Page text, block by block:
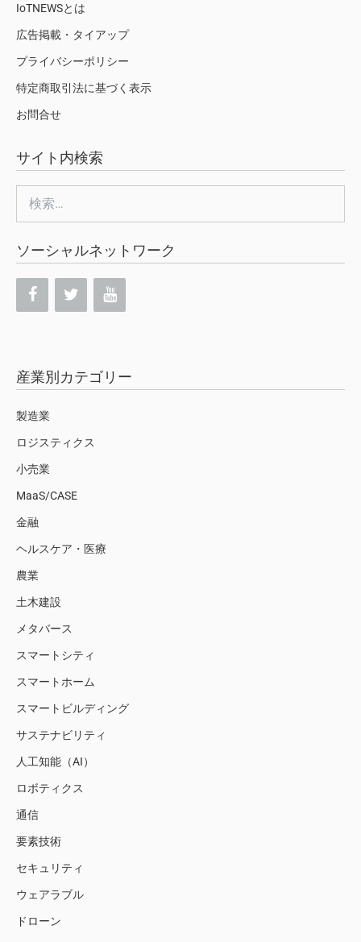
IoTNEWSとは
広告掲載・タイアップ
プライバシーポリシー
特定商取引法に基づく表示
お問合せ
サイト内検索
索:
ソーシャルネットワーク
産業別カテゴリー
製造業
ロジスティクス
小売業
MaaS/CASE
金融
ヘルスケア・医療
農業
土木建設
メタバース
スマートシティ
スマートホーム
スマートビルディング
サステナビリティ
人工知能（AI）
ロボティクス
通信
要素技術
セキュリティ
ウェアラブル
ドローン